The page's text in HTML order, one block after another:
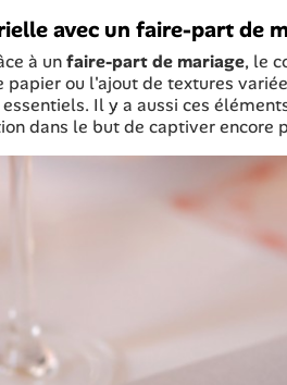
avec un faire-part de
à unfaire-part de mariage, le
ou l'ajout de textures
Il y a aussi ces
dans le but de captiver encore